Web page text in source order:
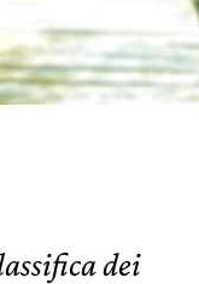
dei